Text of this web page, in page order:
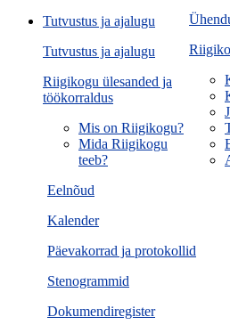
Eelnõud
Kalender
Päevakorrad ja protokollid
Stenogrammid
Dokumendiregister
Tutvustus ja ajalugu
Tutvustus ja ajalugu
Riigikogu ülesanded ja
töökorraldus
Mis on Riigikogu?
Mida Riigikogu
teeb?